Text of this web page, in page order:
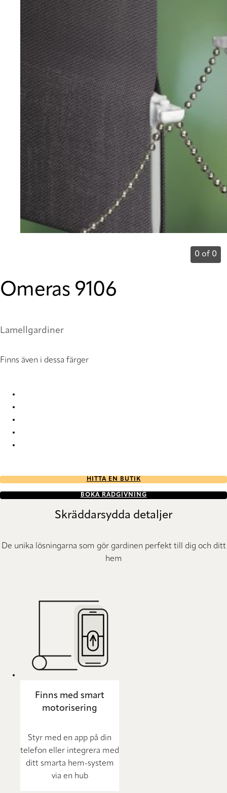
0 of 0
Omeras 9106
Lamellgardiner
Finns även i dessa färger
HITTA EN BUTIK
BOKA RÅDGIVNING
Skräddarsydda detaljer
De unika lösningarna som gör gardinen perfekt till dig och ditt
hem
Finns med smart
motorisering
Styr med en app på din
telefon eller integrera med
ditt smarta hem-system
via en hub